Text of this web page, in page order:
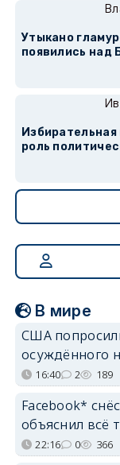
Утыкано
появились над
роль
В мире
США
осуждённого
16:40 2 189
Facebook*
объяснил всё
22:16 0 366